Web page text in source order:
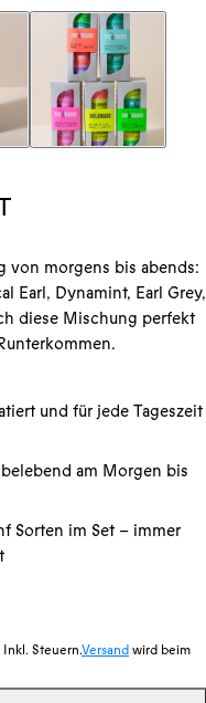
von morgens bis abends:
Earl, Dynamint, Earl Grey,
diese Mischung perfekt
und für jede Tageszeit
am Morgen bis
Sorten im Set – immer
Inkl. Steuern.Versandwird beim